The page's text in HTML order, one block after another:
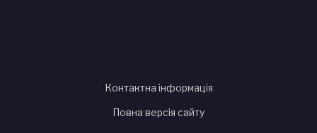
Контактна інформація
Повна версія сайту